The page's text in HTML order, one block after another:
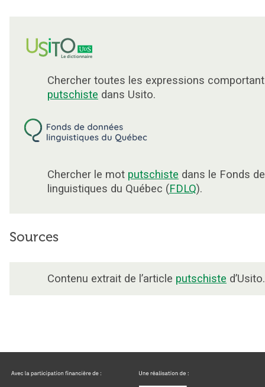
Chercher toutes les expressions
putschiste dans Usito.
Chercher le mot putschiste dans le Fonds
linguistiques du Québec (FDLQ).
Sources
Contenu extrait de l’article putschiste d’Usito.